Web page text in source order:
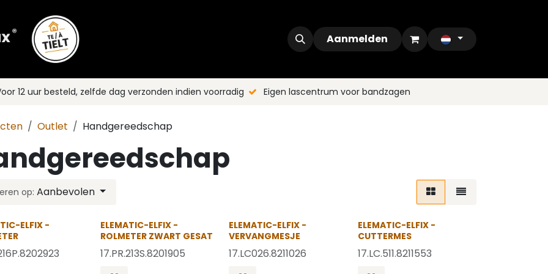
Contact Outlet
Aanmelden
12 uur besteld, zelfde dag verzonden indien voorradig Eigen lascentrum voor bandzagen
Outlet Handgereedschap
op: Aanbevolen
ELFIX -
OP = OP
ELEMATIC-ELFIX -
ROLMETER ZWART GESAT
17.PR.213S.8201905
ELEMATIC-ELFIX -
VERVANGMESJE
17.LC026.8211026
ELEMATIC-ELFIX -
CUTTERMES
17.LC.511.8211553